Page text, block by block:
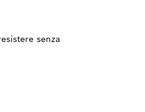
senza